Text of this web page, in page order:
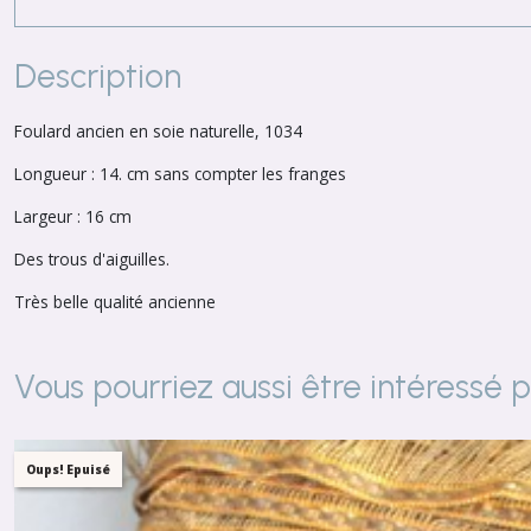
Description
Foulard ancien en soie naturelle, 1034
Longueur : 14. cm sans compter les franges
Largeur : 16 cm
Des trous d'aiguilles.
Très belle qualité ancienne
Vous pourriez aussi être intéressé
Oups! Epuisé